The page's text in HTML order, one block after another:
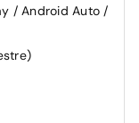
/ Android Auto /